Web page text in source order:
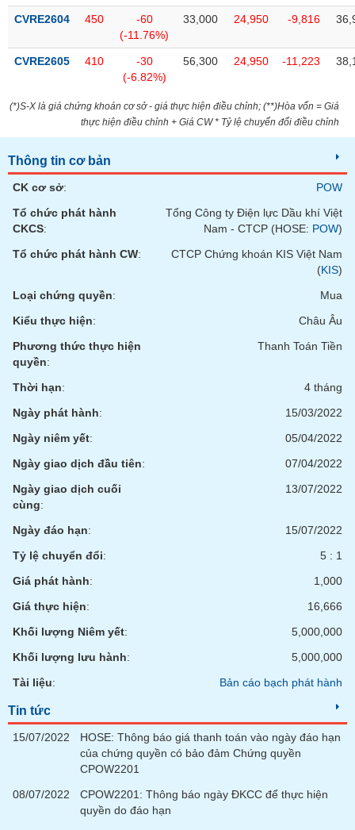
CVRE2604 450
-60
(-11.76%)
33,000 24,950 -9,816
CVRE2605 410
-30
(-6.82%)
56,300 24,950 -11,223
(*)S-X là giá chứng khoán cơ sở - giá thực hiện điều chỉnh; (**)Hòa vốn = Giá
thực hiện điều chỉnh + Giá CW * Tỷ lệ chuyển đổi điều chỉnh
Thông tin cơ bản
CK cơ sở:
POW
Tổ chức phát hành
CKCS:
Tổng Công ty Điện lực Dầu khí Việt
Nam - CTCP (HOSE: POW)
Tổ chức phát hành CW:
CTCP Chứng khoán KIS Việt Nam
(KIS)
Loại chứng quyền:
Mua
Kiểu thực hiện:
Châu Âu
Phương thức thực hiện
quyền:
Thanh Toán Tiền
Thời hạn:
4 tháng
Ngày phát hành:
15/03/2022
Ngày niêm yết:
05/04/2022
Ngày giao dịch đầu tiên:
07/04/2022
Ngày giao dịch cuối
cùng:
13/07/2022
Ngày đáo hạn:
15/07/2022
Tỷ lệ chuyển đổi:
5 : 1
Giá phát hành:
1,000
Giá thực hiện:
16,666
Khối lượng Niêm yết:
5,000,000
Khối lượng lưu hành:
5,000,000
Tài liệu: Bản cáo bạch phát hành
Tin tức
15/07/2022
HOSE: Thông báo giá thanh toán vào ngày đáo hạn
của chứng quyền có bảo đảm Chứng quyền
CPOW2201
08/07/2022
CPOW2201: Thông báo ngày ĐKCC để thực hiện
quyền do đáo hạn
tác
(-)
Báo
cáo
tích
(-)
ngữ
(-)
(-)
Đào
tạo
Sách
tài
Công
đầu
tư
Truyền
tài
chính
Dữ